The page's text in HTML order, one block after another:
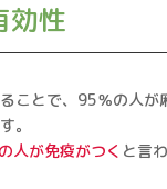
効性
ことで、95％の人が
。
人が免疫がつく と言